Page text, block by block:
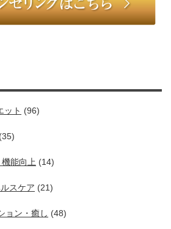
ット (96)
(35)
能向上 (14)
スケア (21)
ョン・癒し (48)